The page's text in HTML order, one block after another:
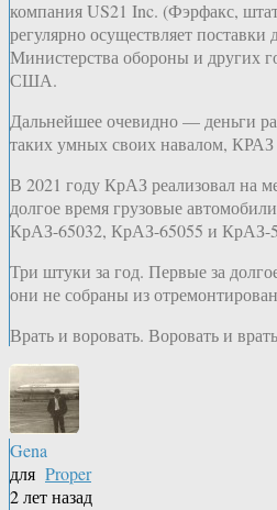
компания US21 Inc. (Фэрфакс,
регулярно осуществляет поставки
Министерства обороны и других
США.
Дальнейшее очевидно — деньги
таких умных своих навалом, КРАЗ
В 2021 году КрАЗ реализовал на
долгое время грузовые
КрАЗ-65032, КрАЗ-65055 и КрАЗ-
Три штуки за год. Первые за
они не собраны из
Врать и воровать. Воровать и
Gena
для Proper
2 лет назад